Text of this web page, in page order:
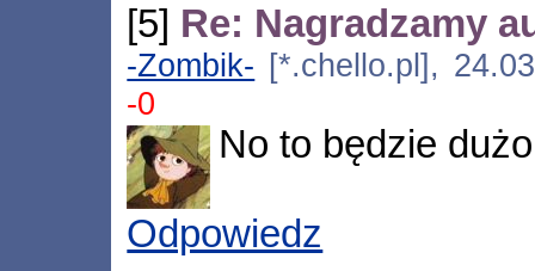
[5] Re: Nagradzamy
-Zombik- [*.chello.pl],
-0
No to będzie
Odpowiedz